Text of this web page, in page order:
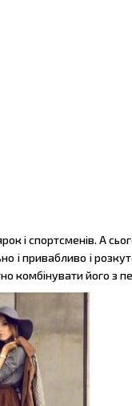
спортсменів. А
і привабливо і
комбінувати його з